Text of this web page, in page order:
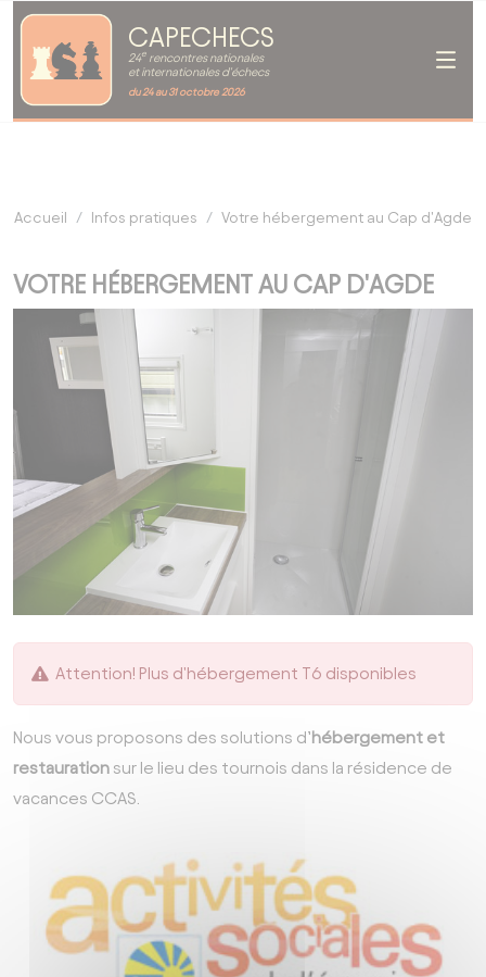
CAPECHECS
24e rencontres nationales
et internationales d'échecs
du 24 au 31 octobre 2026
Accueil Infos pratiques Votre hébergement au Cap d'Agde
VOTRE HÉBERGEMENT AU CAP D'AGDE
Attention! Plus d'hébergement T6 disponibles
Nous vous proposons des solutions d’hébergement et
restauration sur le lieu des tournois dans la résidence de
vacances CCAS.